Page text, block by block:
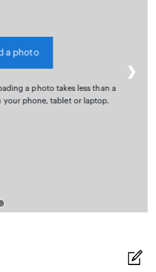
a photo
a photo takes less than a
your phone, tablet or laptop.
❯